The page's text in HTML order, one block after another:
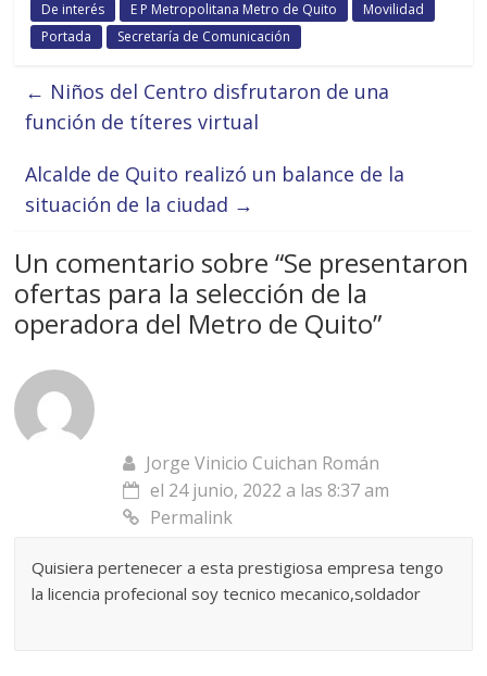
De interés E P Metropolitana Metro de Quito
Movilidad
Portada
Secretaría de Comunicación
← Niños del Centro disfrutaron de una
función de títeres virtual
Alcalde de Quito realizó un balance de la
situación de la ciudad →
Un comentario sobre “Se presentaron
ofertas para la selección de la
operadora del Metro de Quito”
Jorge Vinicio Cuichan Román
el 24 junio, 2022 a las 8:37 am
Permalink
Quisiera pertenecer a esta prestigiosa empresa tengo
la licencia profecional soy tecnico mecanico,soldador